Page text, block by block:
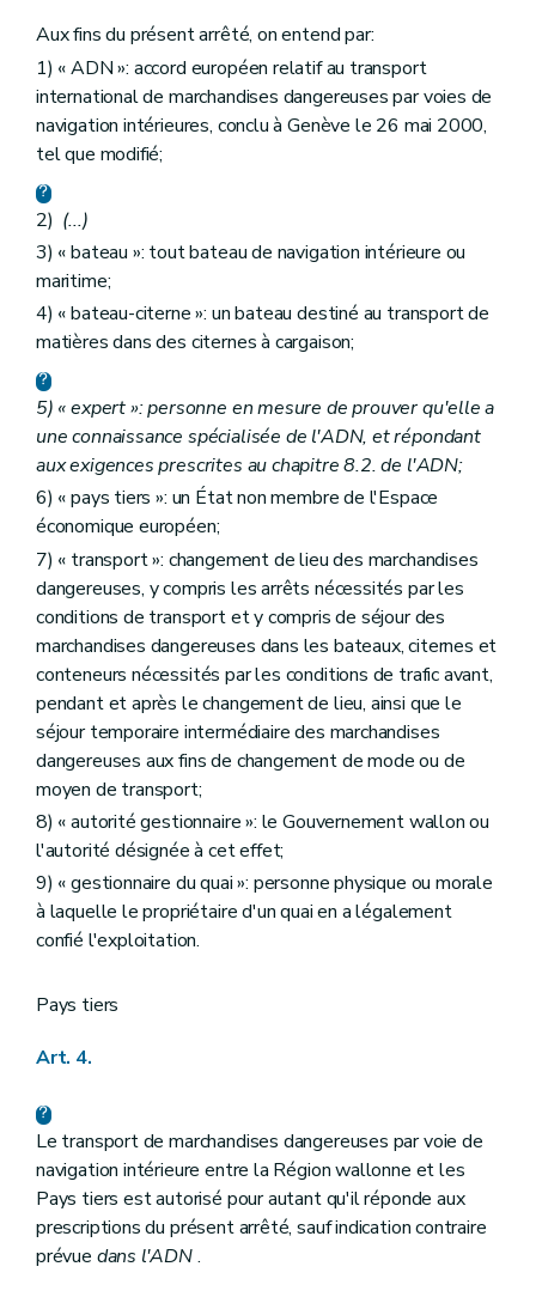
Aux fins du présent arrêté, on entend par:
1) « ADN »: accord européen relatif au transport
international de marchandises dangereuses par voies de
navigation intérieures, conclu à Genève le 26 mai 2000,
tel que modifié;
2) (...)
3) « bateau »: tout bateau de navigation intérieure ou
maritime;
4) « bateau-citerne »: un bateau destiné au transport de
matières dans des citernes à cargaison;
5) « expert »: personne en mesure de prouver qu'elle a
une connaissance spécialisée de l'ADN, et répondant
aux exigences prescrites au chapitre 8.2. de l'ADN;
6) « pays tiers »: un État non membre de l'Espace
économique européen;
7) « transport »: changement de lieu des marchandises
dangereuses, y compris les arrêts nécessités par les
conditions de transport et y compris de séjour des
marchandises dangereuses dans les bateaux, citernes et
conteneurs nécessités par les conditions de trafic avant,
pendant et après le changement de lieu, ainsi que le
séjour temporaire intermédiaire des marchandises
dangereuses aux fins de changement de mode ou de
moyen de transport;
8) « autorité gestionnaire »: le Gouvernement wallon ou
l'autorité désignée à cet effet;
9) « gestionnaire du quai »: personne physique ou morale
à laquelle le propriétaire d'un quai en a légalement
confié l'exploitation.
Pays tiers
Art. 4.
Le transport de marchandises dangereuses par voie de
navigation intérieure entre la Région wallonne et les
Pays tiers est autorisé pour autant qu'il réponde aux
prescriptions du présent arrêté, sauf indication contraire
prévue dans l'ADN.